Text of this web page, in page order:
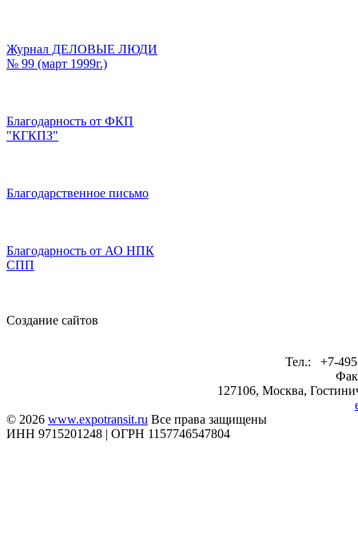
Журнал ДЕЛОВЫЕ ЛЮДИ
№ 99 (март 1999г.)
Благодарность от ФКП
"КГКПЗ"
Благодарственное письмо
Благодарность от АО НПК
СПП
Создание сайтов
Тел.: +7-
127106, Москва,
© 2026 www.expotransit.ru Все права защищены
ИНН 9715201248 | ОГРН 1157746547804